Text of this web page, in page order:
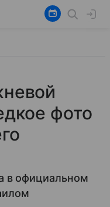
фото
в официальном